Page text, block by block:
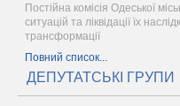
Постійна комісія Одеської
ситуацій та ліквідації їх
трансформації
Повний список...
ДЕПУТАТСЬКІ ГРУПИ